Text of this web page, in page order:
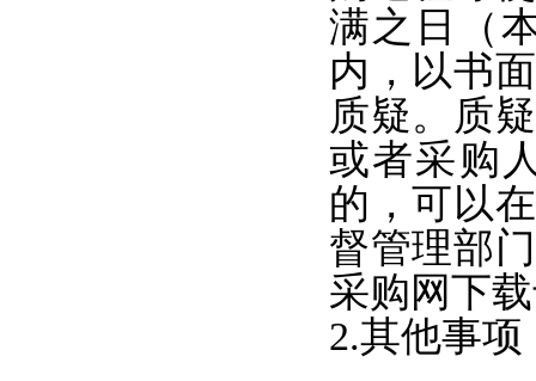
满之日（
内，以书
质疑。质
或者采购
的，可以
督管理部
采购网下
2.其他事项